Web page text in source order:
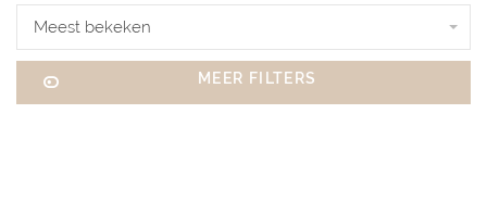
Meest bekeken
MEER FILTERS